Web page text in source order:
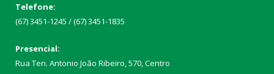
Telefone:
(67) 3451-1245 / (67) 3451-1835
Presencial:
Rua Ten. Antonio João Ribeiro, 570, Centro